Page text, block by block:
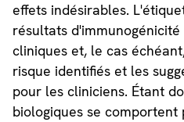
effets indésirables.
résultats d'immunogénicité
cliniques et, le cas
risque identifiés et les
pour les cliniciens. Étant
biologiques se